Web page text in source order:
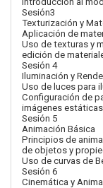
Sesión3
Texturización y
Aplicación de
Uso de texturas y
edición de
Sesión 4
Iluminación y
Uso de luces para
Configuración de
imágenes
Sesión 5
Animación Básica
Principios de
de objetos y
Uso de curvas de
Sesión 6
Cinemática y